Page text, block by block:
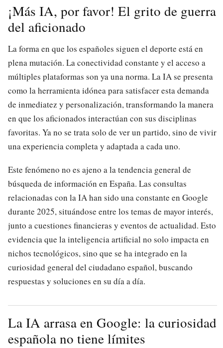
¡Más IA, por favor! El grito de guerra
del aficionado
La forma en que los españoles siguen el deporte está en
plena mutación. La conectividad constante y el acceso a
múltiples plataformas son ya una norma. La IA se presenta
como la herramienta idónea para satisfacer esta demanda
de inmediatez y personalización, transformando la manera
en que los aficionados interactúan con sus disciplinas
favoritas. Ya no se trata solo de ver un partido, sino de vivir
una experiencia completa y adaptada a cada uno.
Este fenómeno no es ajeno a la tendencia general de
búsqueda de información en España. Las consultas
relacionadas con la IA han sido una constante en Google
durante 2025, situándose entre los temas de mayor interés,
junto a cuestiones financieras y eventos de actualidad. Esto
evidencia que la inteligencia artificial no solo impacta en
nichos tecnológicos, sino que se ha integrado en la
curiosidad general del ciudadano español, buscando
respuestas y soluciones en su día a día.
La IA arrasa en Google: la curiosidad
española no tiene límites